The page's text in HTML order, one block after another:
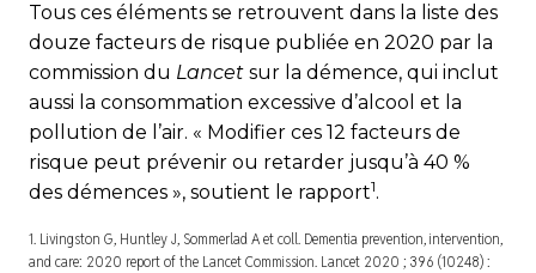
Tous ces éléments se retrouvent dans la liste des
douze facteurs de risque publiée en 2020 par la
commission du Lancet sur la démence, qui inclut
aussi la consommation excessive d’alcool et la
pollution de l’air. « Modifier ces 12 facteurs de
risque peut prévenir ou retarder jusqu’à 40 %
des démences », soutient le rapport1.
1. Livingston G, Huntley J, Sommerlad A et coll. Dementia prevention, intervention,
and care: 2020 report of the Lancet Commission. Lancet 2020 ; 396 (10248) :